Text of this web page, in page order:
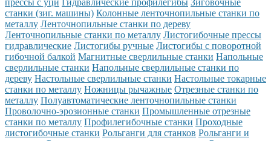
станки (зиг. машины) Колонные ленточнопильные станки по
металлу Ленточнопильные станки по дереву
Ленточнопильные станки по металлу Листогибочные прессы
гидравлические Листогибы ручные Листогибы с поворотной
гибочной балкой Магнитные сверлильные станки Напольные
сверлильные станки Напольные сверлильные станки по
дереву Настольные сверлильные станки Настольные токарные
станки по металлу Ножницы рычажные Отрезные станки по
металлу Полуавтоматические ленточнопильные станки
Проволочно-эрозионные станки Промышленные отрезные
станки по металлу Профилегибочные станки Проходные
листогибочные станки Рольганги для станков Рольганги и